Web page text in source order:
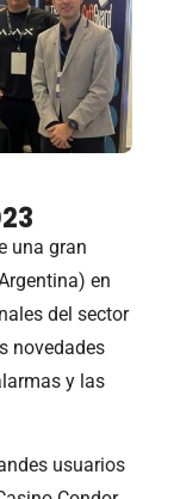
una gran
en
del sector
novedades
y las
usuarios